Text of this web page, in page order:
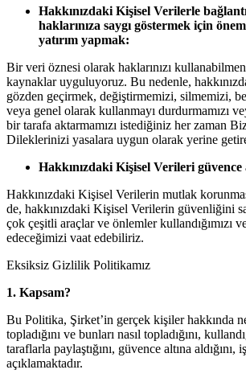
Hakkınızdaki Kişisel Verilerle
haklarınıza saygı göstermek için
yatırım yapmak:
Bir veri öznesi olarak haklarınızı
kaynaklar uyguluyoruz. Bu nedenle,
gözden geçirmek, değiştirmemizi, silmemizi,
veya genel olarak kullanmayı durdurmamızı
bir tarafa aktarmamızı istediğiniz her zaman
Dileklerinizi yasalara uygun olarak yerine
Hakkınızdaki Kişisel Verileri güvence
Hakkınızdaki Kişisel Verilerin mutlak
de, hakkınızdaki Kişisel Verilerin güvenliğini
çok çeşitli araçlar ve önlemler kullandığımızı
edeceğimizi vaat edebiliriz.
Eksiksiz Gizlilik Politikamız
1. Kapsam?
Bu Politika, Şirket’in gerçek kişiler hakkında
topladığını ve bunları nasıl topladığını,
taraflarla paylaştığını, güvence altına aldığını,
açıklamaktadır.